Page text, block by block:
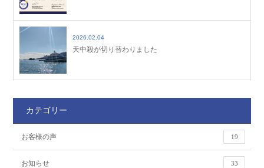
2026.02.04
天中殺が切り替わりました
カテゴリー
お客様の声 19
お知らせ 33